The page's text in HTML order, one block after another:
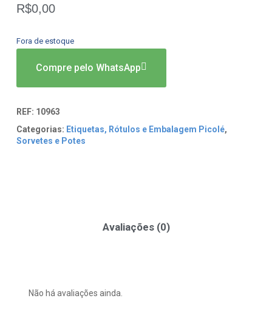
R$0,00
Fora de estoque
Compre pelo WhatsApp
REF: 10963
Categorias: Etiquetas, Rótulos e Embalagem Picolé,
Sorvetes e Potes
Avaliações (0)
Não há avaliações ainda.